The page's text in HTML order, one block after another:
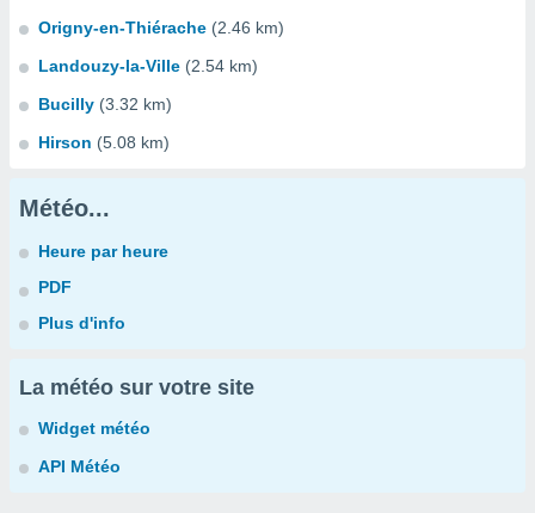
Origny-en-Thiérache (2.46 km)
Landouzy-la-Ville (2.54 km)
Bucilly (3.32 km)
Hirson (5.08 km)
Météo...
Heure par heure
PDF
Plus d'info
La météo sur votre site
Widget météo
API Météo